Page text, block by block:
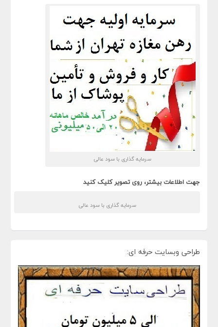
سرمایه گذاری با سود عالی
جهت اطلاعات بیشتر، روی تصویر کلیک کنید
سرمایه گذاری با سود عالی
طراحی وبسایت حرفه ای: